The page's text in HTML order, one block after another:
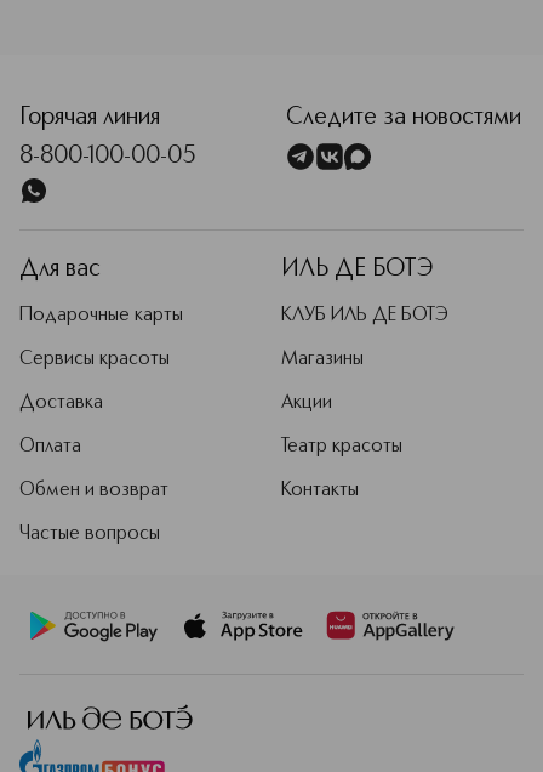
Горячая линия
8-800-100-00-05
Следите за новостями
Для вас
Подарочные карты
Сервисы красоты
Доставка
Оплата
Обмен и возврат
Частые вопросы
ИЛЬ ДЕ БОТЭ
КЛУБ ИЛЬ ДЕ БОТЭ
Магазины
Акции
Театр красоты
Контакты